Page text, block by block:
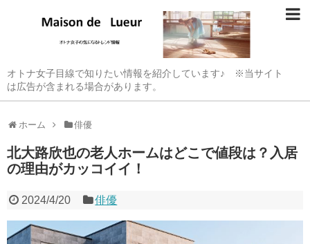
オトナ女子目線で知りたい情報を紹介しています♪ ※当サイト
は広告が含まれる場合があります。
ホーム 俳優
北大路欣也の老人ホームはどこで値段は？入居
の理由がカッコイイ！
2024/4/20 俳優